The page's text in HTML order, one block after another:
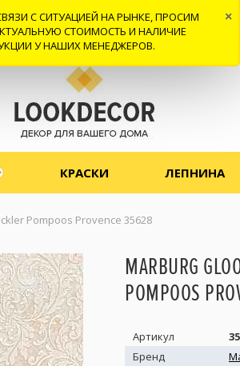
КОНТАКТЫ ОТЗЫВЫ
КРАСКИ ЛЕПНИНА
Pompoos Provence 35628
MARBURG
POMPOOS
Артикул
Бренд
С СИТУАЦИЕЙ НА РЫНКЕ, ПРОСИМ
СТОИМОСТЬ И НАЛИЧИЕ
У НАШИХ МЕНЕДЖЕРОВ.
×